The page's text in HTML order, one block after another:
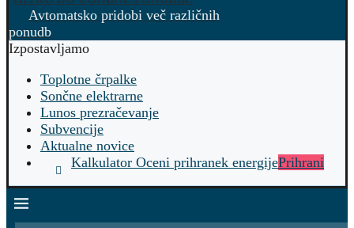
Avtomatsko pridobi več različnih
ponudb
Izpostavljamo
Toplotne črpalke
Sončne elektrarne
Lunos prezračevanje
Subvencije
Aktualne novice
Kalkulator Oceni prihranek energijePrihrani